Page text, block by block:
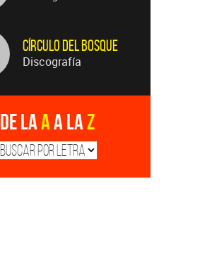
Círculo Del Bosque
Discografía
De laAa laZ